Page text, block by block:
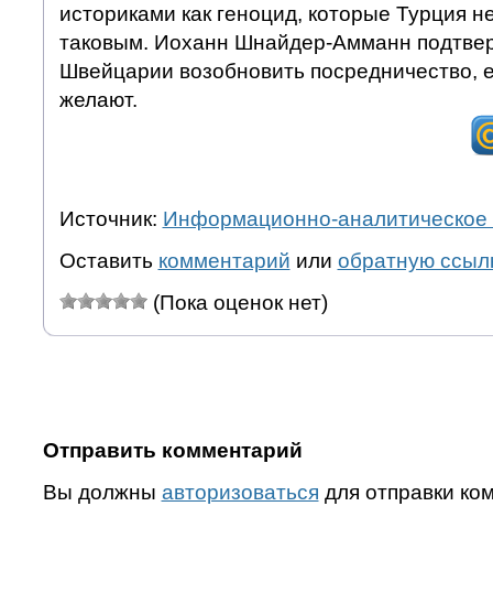
историками как геноцид, которые Турция
таковым. Иоханн Шнайдер-Амманн
Швейцарии возобновить посредничество,
желают.
Источник: Информационно-аналитическое
Оставить комментарий или обратную
(Пока оценок нет)
Отправить комментарий
Вы должны авторизоваться для отправки